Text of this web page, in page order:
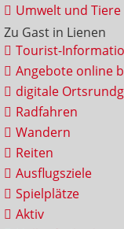
Umwelt und Tiere
Zu Gast in Lienen
Tourist-
Angebote online
digitale
Radfahren
Wandern
Reiten
Ausflugsziele
Spielplätze
Aktiv